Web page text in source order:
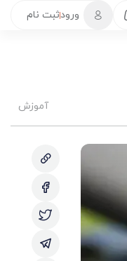
ورودثبت نام
آموزش